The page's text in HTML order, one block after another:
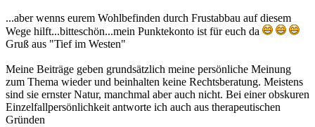
...aber wenns eurem Wohlbefinden durch Frustabbau auf diesem
Wege hilft...bitteschön...mein Punktekonto ist für euch da
Gruß aus "Tief im Westen"
Meine Beiträge geben grundsätzlich meine persönliche Meinung
zum Thema wieder und beinhalten keine Rechtsberatung. Meistens
sind sie ernster Natur, manchmal aber auch nicht. Bei einer obskuren
Einzelfallpersönlichkeit antworte ich auch aus therapeutischen
Gründen